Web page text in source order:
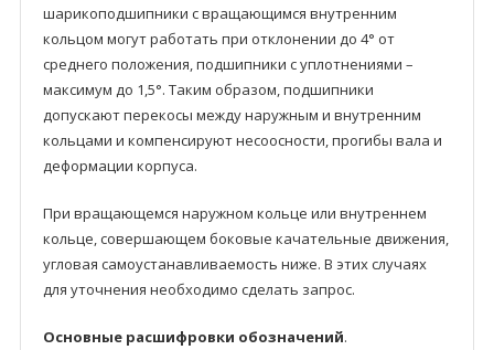
шарикоподшипники с вращающимся внутренним
кольцом могут работать при отклонении до 4° от
среднего положения, подшипники с уплотнениями –
максимум до 1,5°. Таким образом, подшипники
допускают перекосы между наружным и внутренним
кольцами и компенсируют несоосности, прогибы валa и
деформации корпусa.
При вращающемся наружном кольце или внутреннем
кольце, совершающем боковые качательные движения,
угловая самоустанавливаемость ниже. В этих случаях
для уточнения необходимо сделать запрос.
Основные расшифровки обозначений.